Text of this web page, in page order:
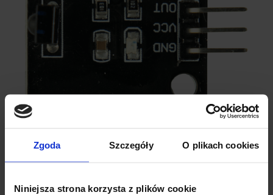
Zgoda Szczegóły O plikach cookies
Niniejsza strona korzysta z plików cookie
SPECYFIKACJA MODUŁU ODBIORNIKA